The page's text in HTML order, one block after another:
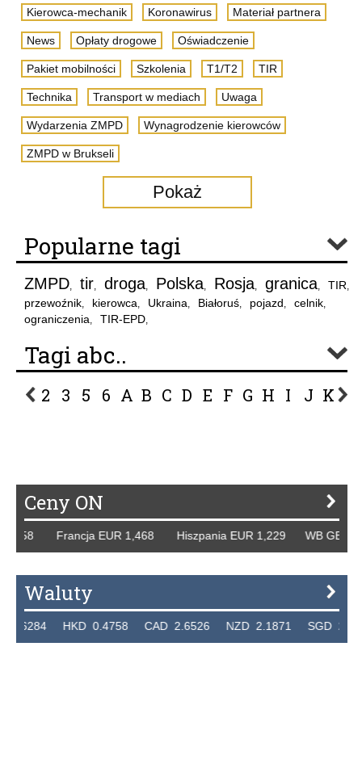
Kierowca-mechanik Koronawirus Materiał partnera
News Opłaty drogowe Oświadczenie
Pakiet mobilności Szkolenia T1/T2 TIR
Technika Transport w mediach Uwaga
Wydarzenia ZMPD Wynagrodzenie kierowców
ZMPD w Brukseli
Pokaż
Popularne tagi
ZMPD, tir, droga, Polska, Rosja, granica, TIR,
przewoźnik, kierowca, Ukraina, Białoruś, pojazd, celnik,
ograniczenia, TIR-EPD,
Tagi abc..
2 3 5 6 A B C D E F G H I J K L
Ceny ON
Francja EUR 1,468 Hiszpania EUR 1,229 WB GBP
Waluty
HKD 0.4758 CAD 2.6526 NZD 2.1871 SGD